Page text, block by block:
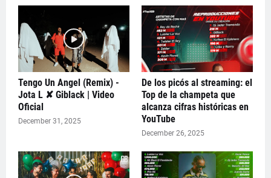
Tengo Un Angel (Remix) -
Jota L ✘ Giblack | Video
Oficial
December 31, 2025
De los picós al streaming: el
Top de la champeta que
alcanza cifras históricas en
YouTube
December 26, 2025